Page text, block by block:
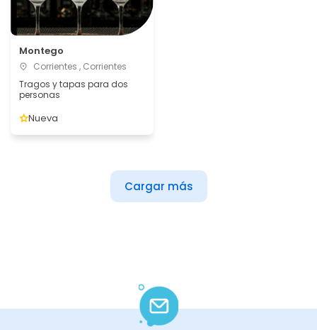
Montego
Corrientes , Corrientes
Tragos y tapas para dos
personas
Nueva
Cargar más